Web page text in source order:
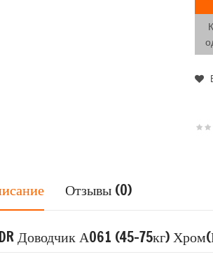
Отзывы (0)
Доводчик А061 (45-75кг)